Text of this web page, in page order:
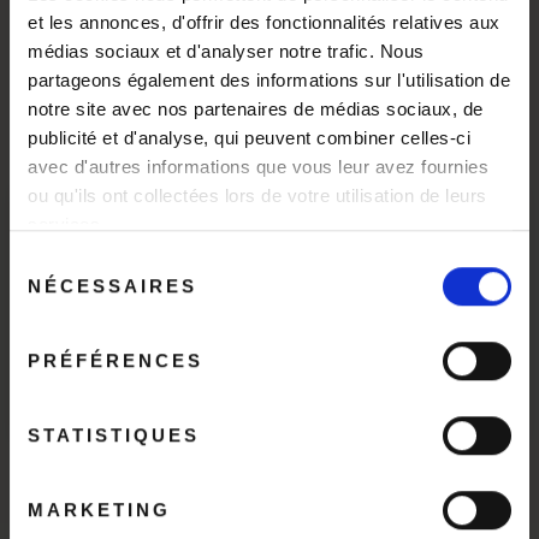
et les annonces, d'offrir des fonctionnalités relatives aux
médias sociaux et d'analyser notre trafic. Nous
partageons également des informations sur l'utilisation de
notre site avec nos partenaires de médias sociaux, de
publicité et d'analyse, qui peuvent combiner celles-ci
avec d'autres informations que vous leur avez fournies
ou qu'ils ont collectées lors de votre utilisation de leurs
NÉCESSAIRES
PRÉFÉRENCES
STATISTIQUES
MARKETING
Bonnes vacances !
Nous serons fermés du 8 au 24 août inclus.
Toutes les commandes passées pendant cette
août.
An Otter Story
Si vous souhaitez en
apprendre davantage sur
cet artisan, c’est par ici !
INFORMATIONS UTILES
Fait-Main oblige, tous nos objets sont des pièces
Commerce, vous ne trouverez donc jamais 2 objets
identiques, notamment celui de la photo et le vôtre.
quelques irrégularités inhérentes à son façonnage par
les meilleurs savoir-faire de France et d’Europe. Tous nos